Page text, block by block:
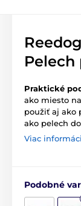
Pelech
Praktické
ako miesto
použiť aj ako
ako pelech
Viac
Podobné